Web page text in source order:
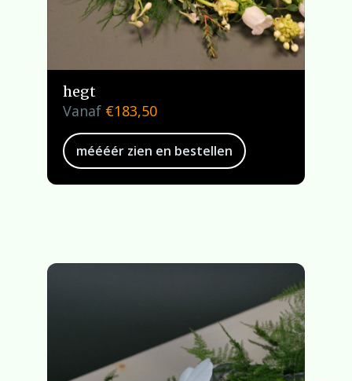
hegt
Vanaf €183,50
méééér zien en bestellen